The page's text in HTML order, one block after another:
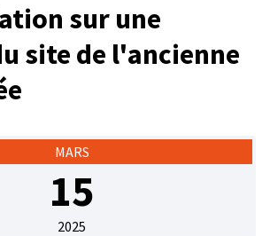
sur une
site de l'ancienne
MARS
15
2025